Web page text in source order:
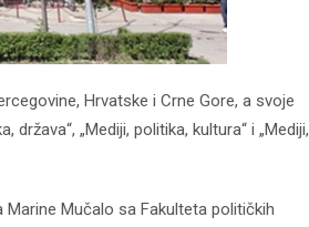
Hrvatske i Crne Gore, a svoje
„Mediji, politika, kultura“ i „Mediji,
Mučalo sa Fakulteta političkih